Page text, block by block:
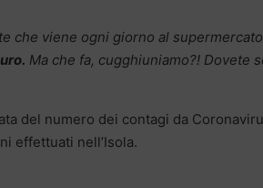
che viene ogni giorno al
Ma che fa, cugghiuniamo?! Dovete
del numero dei contagi da
effettuati nell’Isola.